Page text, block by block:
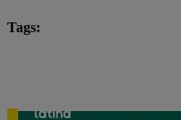
Tags: